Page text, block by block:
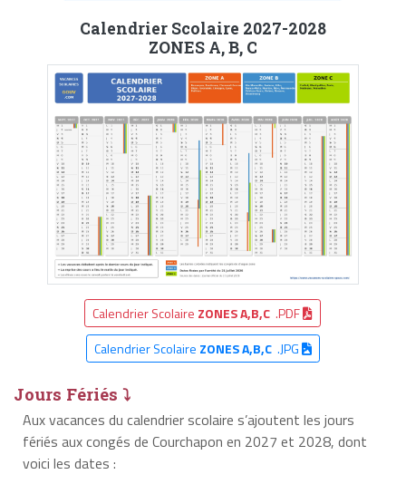
Calendrier Scolaire 2027-2028
ZONES A, B, C
Calendrier Scolaire ZONES A,B,C .PDF
Calendrier Scolaire ZONES A,B,C.JPG
Jours Fériés ⤵
Aux vacances du calendrier scolaire s’ajoutent les jours
fériés aux congés de Courchapon en 2027 et 2028, dont
voici les dates :